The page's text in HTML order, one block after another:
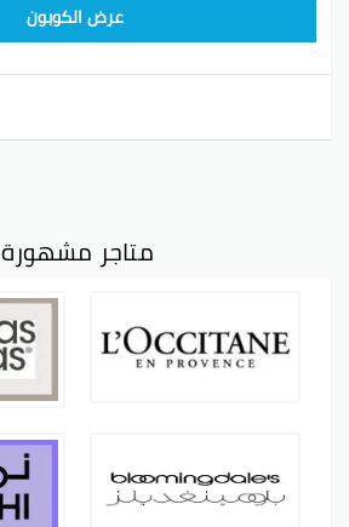
عرض الكوبون
متاجر مشهورة